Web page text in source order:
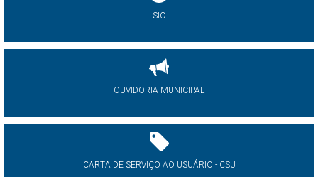
SIC
OUVIDORIA MUNICIPAL
CARTA DE SERVIÇO AO USUÁRIO - CSU